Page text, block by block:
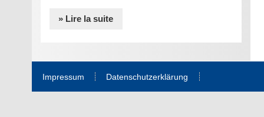
» Lire la suite
Impressum Datenschutzerklärung